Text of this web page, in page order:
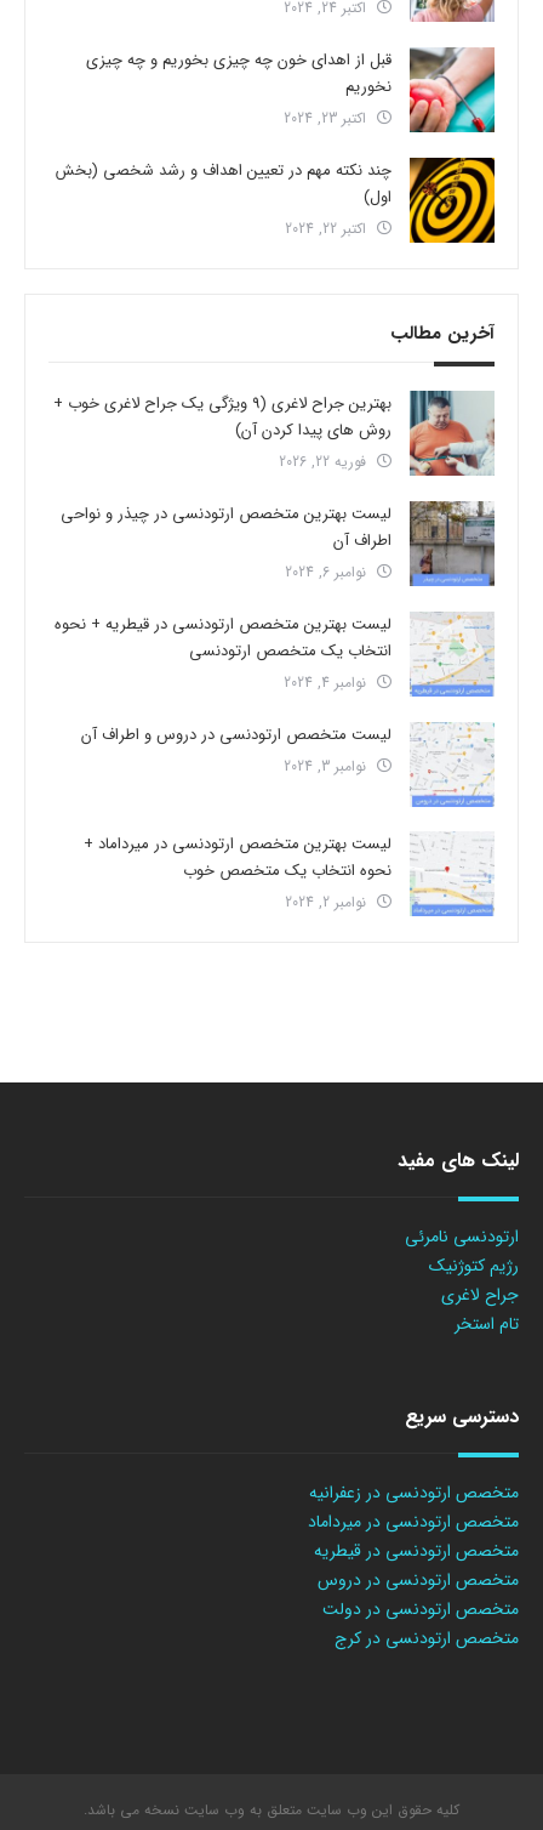
اکتبر 24, 2024
قبل از اهدای خون چه چیزی بخوریم و چه چیزی
نخوریم
اکتبر 23, 2024
چند نکته مهم در تعیین اهداف و رشد شخصی (بخش
اول)
اکتبر 22, 2024
آخرین مطالب
بهترین جراح لاغری (9 ویژگی یک جراح لاغری خوب +
روش های پیدا کردن آن)
فوریه 22, 2026
لیست بهترین متخصص ارتودنسی در چیذر و نواحی
اطراف آن
نوامبر 6, 2024
لیست بهترین متخصص ارتودنسی در قیطریه + نحوه
انتخاب یک متخصص ارتودنسی
نوامبر 4, 2024
لیست متخصص ارتودنسی در دروس و اطراف آن
نوامبر 3, 2024
لیست بهترین متخصص ارتودنسی در میرداماد +
نحوه انتخاب یک متخصص خوب
نوامبر 2, 2024
لینک های مفید
ارتودنسی نامرئی
رژیم کتوژنیک
جراح لاغری
تام استخر
دسترسی سریع
متخصص ارتودنسی در زعفرانیه
متخصص ارتودنسی در میرداماد
متخصص ارتودنسی در قیطریه
متخصص ارتودنسی در دروس
متخصص ارتودنسی در دولت
متخصص ارتودنسی در کرج
کلیه حقوق این وب سایت متعلق به وب سایت نسخه می باشد.